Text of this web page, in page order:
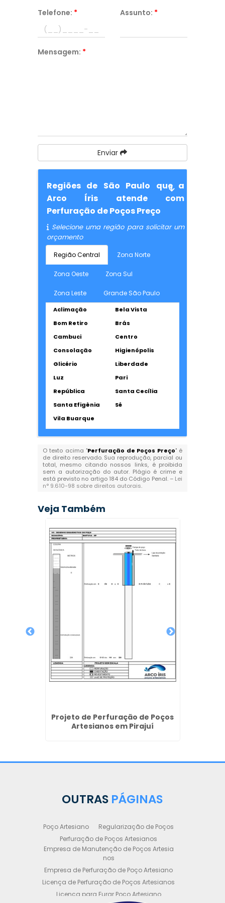
Telefone: * Assunto: *
Mensagem: *
Enviar
Regiões de São Paulo que a
Arco Íris atende com
Perfuração de Poços Preço
Selecione uma região para solicitar um
orçamento
Região Central Zona Norte
Zona Oeste Zona Sul
Zona Leste Grande São Paulo
Aclimação
Bela Vista
Bom Retiro
Brás
Cambuci
Centro
Consolação
Higienópolis
Glicério
Liberdade
Luz
Pari
República
Santa Cecília
Santa Efigênia
Sé
Vila Buarque
O texto acima "Perfuração de Poços Preço" é
de direito reservado. Sua reprodução, parcial ou
total, mesmo citando nossos links, é proibida
sem a autorização do autor. Plágio é crime e
está previsto no artigo 184 do Código Penal. – Lei
n° 9.610-98 sobre direitos autorais.
Veja Também
Projeto de Perfuração de Poços
Artesianos em Pirajuí
OUTRAS PÁGINAS
Poço Artesiano
Regularização de Poços
Perfuração de Poços Artesianos
Empresa de Manutenção de Poços Artesia
nos
Empresa de Perfuração de Poço Artesiano
Licença de Perfuração de Poços Artesianos
Licença para Furar Poço Artesiano